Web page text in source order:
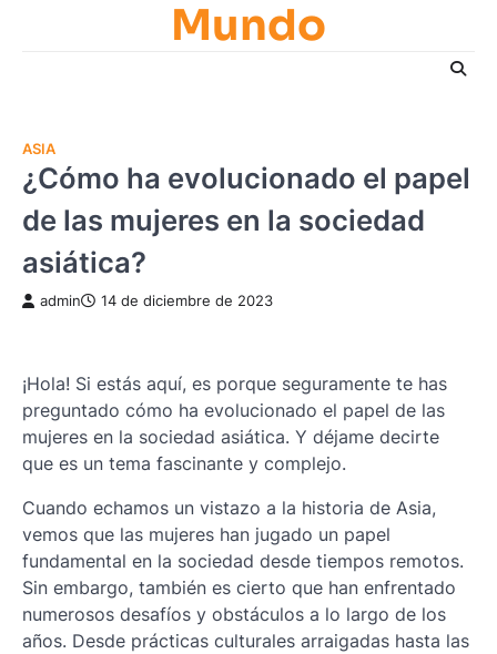
Mundo
ASIA
¿Cómo ha evolucionado el papel
de las mujeres en la sociedad
asiática?
admin 14 de diciembre de 2023
¡Hola! Si estás aquí, es porque seguramente te has
preguntado cómo ha evolucionado el papel de las
mujeres en la sociedad asiática. Y déjame decirte
que es un tema fascinante y complejo.
Cuando echamos un vistazo a la historia de Asia,
vemos que las mujeres han jugado un papel
fundamental en la sociedad desde tiempos remotos.
Sin embargo, también es cierto que han enfrentado
numerosos desafíos y obstáculos a lo largo de los
años. Desde prácticas culturales arraigadas hasta las